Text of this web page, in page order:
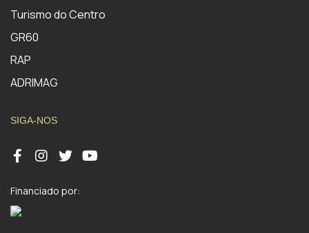
Turismo do Centro
GR60
RAP
ADRIMAG
SIGA-NOS
Financiado por: